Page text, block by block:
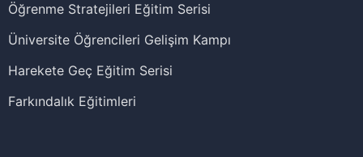
Öğrenme Stratejileri Eğitim Serisi
Üniversite Öğrencileri Gelişim Kampı
Harekete Geç Eğitim Serisi
Farkındalık Eğitimleri